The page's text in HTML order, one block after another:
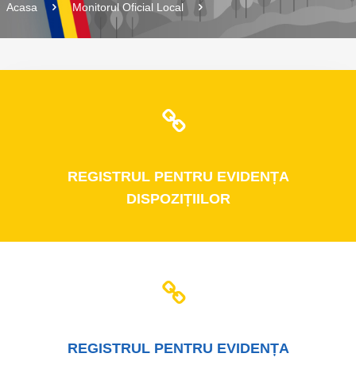
Acasa Monitorul Oficial Local
REGISTRULPENTRU EVIDENȚA
DISPOZIȚIILOR
REGISTRULPENTRU EVIDENȚA